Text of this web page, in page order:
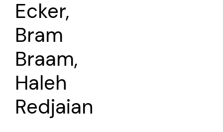
Ecker,
Bram
Braam,
Haleh
Redjaian